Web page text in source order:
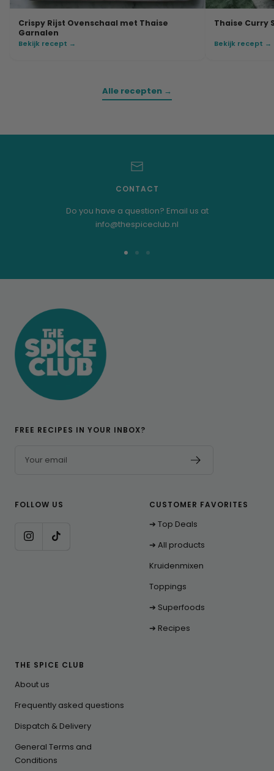
Crispy Rijst Ovenschaal met Thaise
Garnalen
Bekijk recept →
Thaise Curry
Bekijk recept →
Alle recepten →
CONTACT
Do you have a question? Email us at
info@thespiceclub.nl
Go
Go
Go
FREE RECIPES IN YOUR INBOX?
Your email
FOLLOW US CUSTOMER FAVORITES
➔ Top Deals
➔ All products
Kruidenmixen
Toppings
➔ Superfoods
➔ Recipes
THE SPICE CLUB
About us
Frequently asked questions
Dispatch & Delivery
General Terms and
Conditions